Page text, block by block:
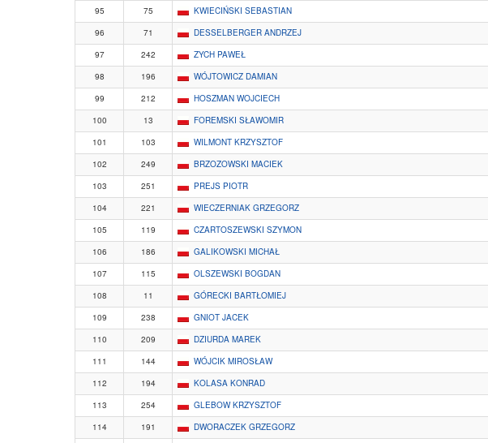
95
75 KWIECIŃSKI SEBASTIAN
96
71 DESSELBERGER ANDRZEJ
97
242 ZYCH PAWEŁ
98
196 WÓJTOWICZ DAMIAN
99
212 HOSZMAN WOJCIECH
100
13 FOREMSKI SŁAWOMIR
101
103 WILMONT KRZYSZTOF
102
249 BRZOZOWSKI MACIEK
103
251 PREJS PIOTR
104
221 WIECZERNIAK GRZEGORZ
105
119 CZARTOSZEWSKI SZYMON
106
186 GALIKOWSKI MICHAŁ
107
115 OLSZEWSKI BOGDAN
108
11 GÓRECKI BARTŁOMIEJ
109
238 GNIOT JACEK
110
209 DZIURDA MAREK
111
144 WÓJCIK MIROSŁAW
112
194 KOLASA KONRAD
113
254 GLEBOW KRZYSZTOF
114
191 DWORACZEK GRZEGORZ